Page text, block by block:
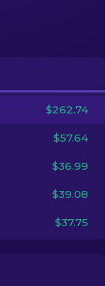
FR
$262.74
$57.64
$36.99
$39.08
$37.75